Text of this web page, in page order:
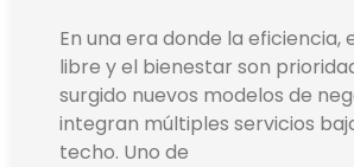
En una era donde la eficiencia,
libre y el bienestar son
surgido nuevos modelos de
integran múltiples servicios
techo. Uno de